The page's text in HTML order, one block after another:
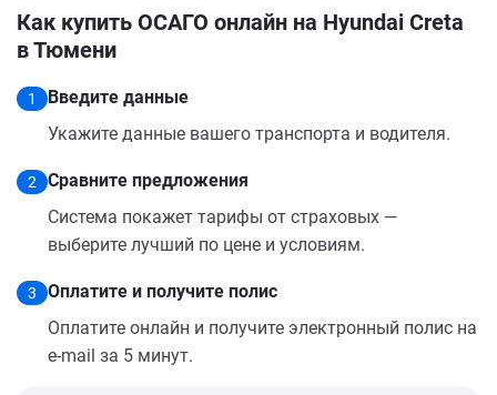
Как купить ОСАГО онлайн на Hyundai Creta
в Тюмени
1
Введите данные
Укажите данные вашего транспорта и водителя.
2
Сравните предложения
Система покажет тарифы от страховых —
выберите лучший по цене и условиям.
3
Оплатите и получите полис
Оплатите онлайн и получите электронный полис на
e-mail за 5 минут.